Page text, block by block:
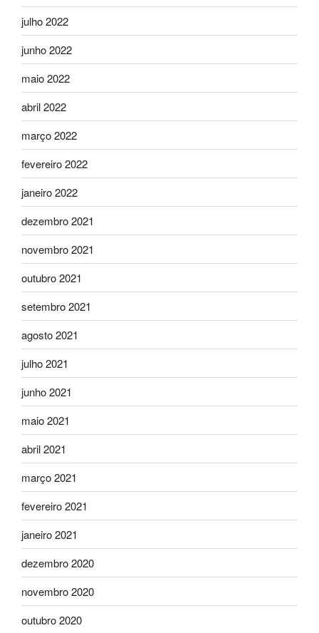
julho 2022
junho 2022
maio 2022
abril 2022
março 2022
fevereiro 2022
janeiro 2022
dezembro 2021
novembro 2021
outubro 2021
setembro 2021
agosto 2021
julho 2021
junho 2021
maio 2021
abril 2021
março 2021
fevereiro 2021
janeiro 2021
dezembro 2020
novembro 2020
outubro 2020